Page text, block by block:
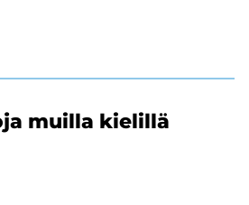
muil­la kie­lil­lä